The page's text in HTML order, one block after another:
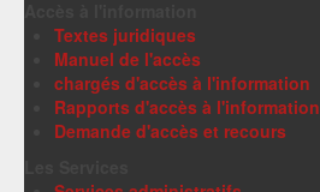
Textes juridiques
Manuel de l'accès
chargés d'accès à l'information
Rapports d'accès à l'information
Demande d'accès et recours